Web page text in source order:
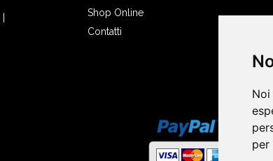
per
Shop Online
Contatti